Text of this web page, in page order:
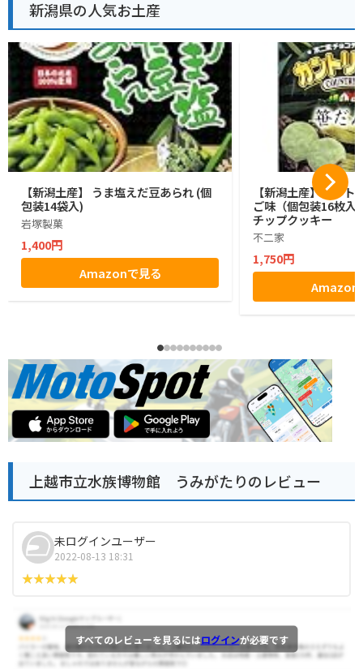
新潟県の人気お土産
【新潟土産】 うま塩えだ豆あられ (個
包装14袋入)
岩塚製菓
1,400円
Amazonで見る
【新潟土産】カント
ご味（個包装16枚
チップクッキー
不二家
1,750円
Amazon
上越市立水族博物館 うみがたりのレビュー
未ログインユーザー
2022-08-13 18:31
すべてのレビューを見るにはログインが必要です